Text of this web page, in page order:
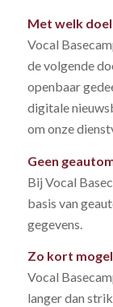
Met welk
Vocal
de volgende
openbaar
digitale
om onze
Geen
Bij Vocal
basis van
gegevens.
Zo kort
Vocal
langer dan